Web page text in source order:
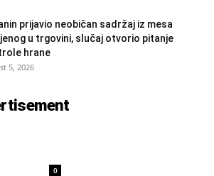
prijavio neobičan sadržaj iz mesa
u trgovini, slučaj otvorio pitanje
hrane
5, 2026
0